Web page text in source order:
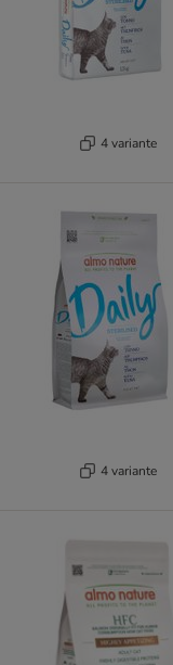
4 variante
4 variante